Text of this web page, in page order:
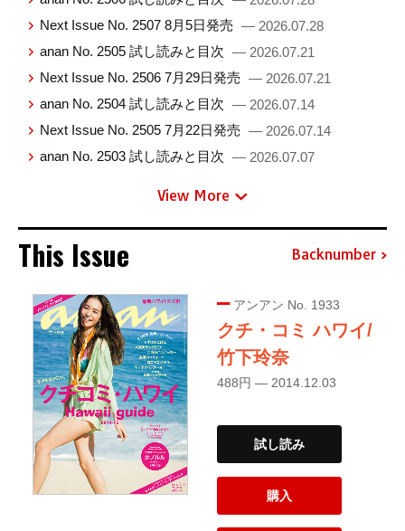
Next Issue No. 2507 8月5日発売 — 2026.07.28
anan No. 2505 試し読みと目次 — 2026.07.21
Next Issue No. 2506 7月29日発売 — 2026.07.21
anan No. 2504 試し読みと目次 — 2026.07.14
Next Issue No. 2505 7月22日発売 — 2026.07.14
anan No. 2503 試し読みと目次 — 2026.07.07
View More
This Issue Backnumber
アンアン No. 1933
クチ・コミ ハワイ/
竹下玲奈
488円 — 2014.12.03
試し読み
購入